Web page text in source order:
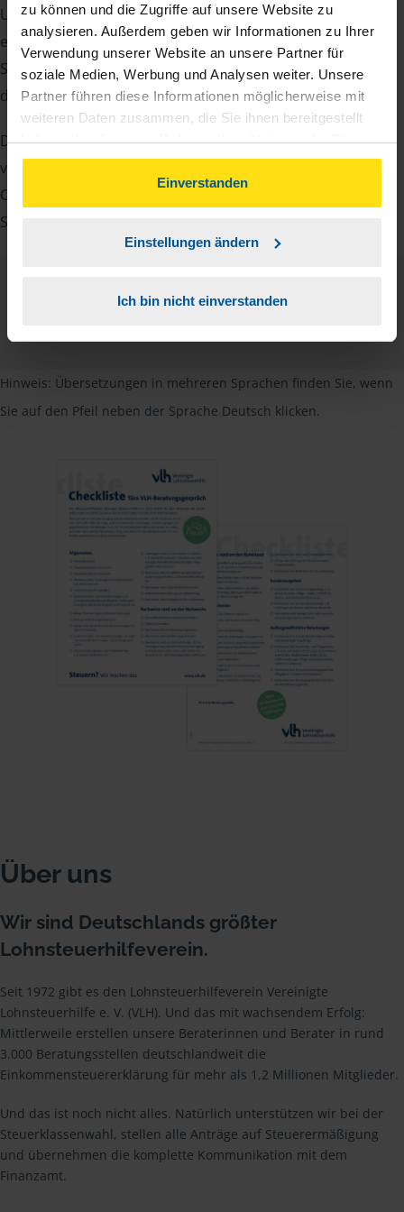
zu können und die Zugriffe auf unsere Website zu
analysieren. Außerdem geben wir Informationen zu Ihrer
Verwendung unserer Website an unsere Partner für
soziale Medien, Werbung und Analysen weiter. Unsere
Partner führen diese Informationen möglicherweise mit
weiteren Daten zusammen, die Sie ihnen bereitgestellt
haben oder die sie im Rahmen Ihrer Nutzung der Dienste
gesammelt haben. Indem Sie auf Einverstanden klicken,
können Sie der Verwendung von Cookies, gemäß
unserer➔ Datenschutzrichtliniezustimmen.
Einverstanden
Einstellungen ändern
Ich bin nicht einverstanden
Unterlagen von Ihnen. Dazu gehört beispielsweise die
elektronische Lohnsteuerbescheinigung, Ihre
Steueridentifikationsnummer, der Rentenbescheid oder
die Bescheinigung über das Kindergeld.
Damit Sie sich gut vorbereiten können und keinen der
vielen Nachweise vergessen, stellen wir Ihnen hier eine
Checkliste für Arbeitnehmer, Beamte, Auszubildende und
Studenten sowie Rentner zur Verfügung.
Deutsch
Hinweis: Übersetzungen in mehreren Sprachen finden Sie, wenn
Sie auf den Pfeil neben der Sprache Deutsch klicken.
Über uns
Wir sind Deutschlands größter
Lohnsteuerhilfeverein.
Seit 1972 gibt es den Lohnsteuerhilfeverein Vereinigte
Lohnsteuerhilfe e. V. (VLH). Und das mit wachsendem Erfolg:
Mittlerweile erstellen unsere Beraterinnen und Berater in rund
3.000 Beratungsstellen deutschlandweit die
Einkommensteuererklärung für mehr als 1,2 Millionen Mitglieder.
Und das ist noch nicht alles. Natürlich unterstützen wir bei der
Steuerklassenwahl, stellen alle Anträge auf Steuerermäßigung
und übernehmen die komplette Kommunikation mit dem
Finanzamt.